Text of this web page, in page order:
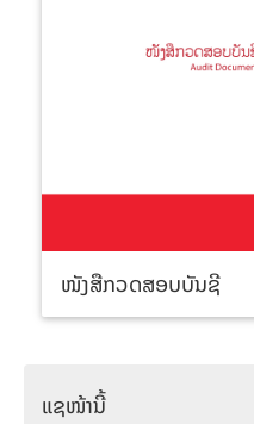
ໜັງສືກວດສອບບັນຊີ
ແຊໜ້ານີ້